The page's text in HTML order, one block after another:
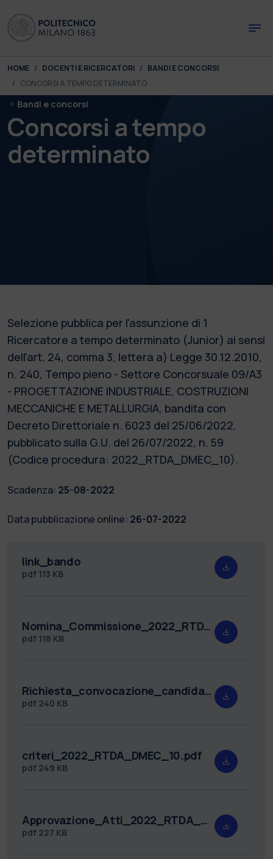
You are here:
HOME DOCENTI E RICERCATORI
BANDI E CONCORSI
CONCORSI A TEMPO DETERMINATO
Bandi e concorsi
Concorsi a tempo
determinato
Selezione pubblica per l'assunzione di 1
Ricercatore a tempo determinato (Junior) ai sensi
dell'art. 24, comma 3, lettera a) Legge 30.12.2010,
n. 240, Tempo pieno - Settore Concorsuale 09/A3
- PROGETTAZIONE INDUSTRIALE, COSTRUZIONI
MECCANICHE E METALLURGIA, bandita con
Decreto Direttoriale n. 6023 del 25/06/2022,
pubblicato sulla G.U. del 26/07/2022, n. 59
(Codice procedura: 2022_RTDA_DMEC_10).
Scadenza: 25-08-2022
Data pubblicazione online: 26-07-2022
link_bando
pdf 113 KB
Nomina_Commissione_2022_RTDA_DMEC_10.pdf
pdf 118 KB
Richiesta_convocazione_candidati_2022_RTDA_DMEC_10.pdf
pdf 240 KB
criteri_2022_RTDA_DMEC_10.pdf
pdf 249 KB
Approvazione_Atti_2022_RTDA_DMEC_10.pdf
pdf 227 KB